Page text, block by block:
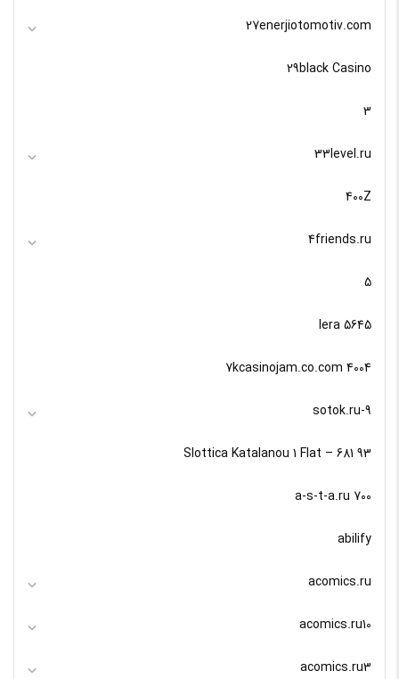
27enerjiotomotiv.com
29black Casino
3
33level.ru
400Z
4friends.ru
5
5645 lera
7kcasinojam.co.com 4004
9-sotok.ru
93 Slottica Katalanou 1 Flat – 681
a-s-t-a.ru 700
abilify
acomics.ru
acomics.ru10
acomics.ru3